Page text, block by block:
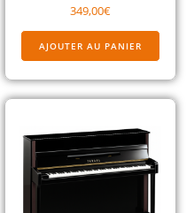
349,00€
AJOUTER AU PANIER